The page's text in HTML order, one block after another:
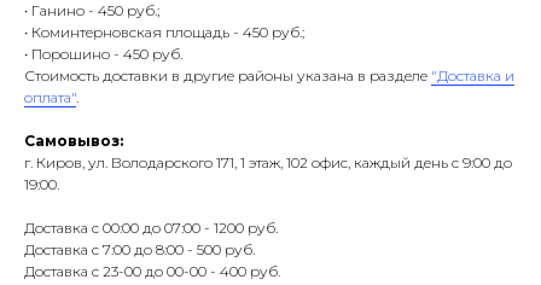
• Ганино - 450 руб.;
• Коминтерновская площадь - 450 руб.;
• Порошино - 450 руб.
Стоимость доставки в другие районы указана в разделе "Доставка и
оплата".
Самовывоз:
г. Киров, ул. Володарского 171, 1 этаж, 102 офис, каждый день с 9:00 до
19:00.
Доставка с 00:00 до 07:00 - 1200 руб.
Доставка с 7:00 до 8:00 - 500 руб.
Доставка с 23-00 до 00-00 - 400 руб.